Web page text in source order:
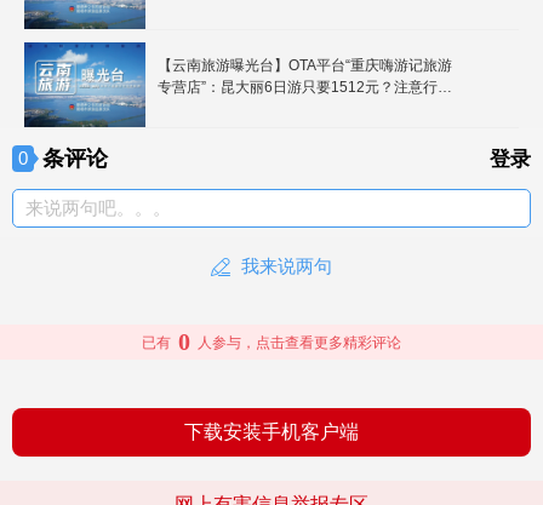
【云南旅游曝光台】OTA平台“重庆嗨游记旅游
专营店”：昆大丽6日游只要1512元？注意行程
0 条评论 登录
来说两句吧。。。
我来说两句
已有 0 人参与，点击查看更多精彩评论
下载安装手机客户端